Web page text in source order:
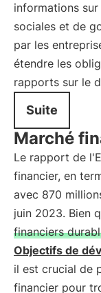
informations
sociales et de
par les
étendre les
rapports sur le
Suite
Marché
Le rapport de
financier, en
avec 870
juin 2023. Bien
financiers
Objectifs de
il est crucial de
financier pour